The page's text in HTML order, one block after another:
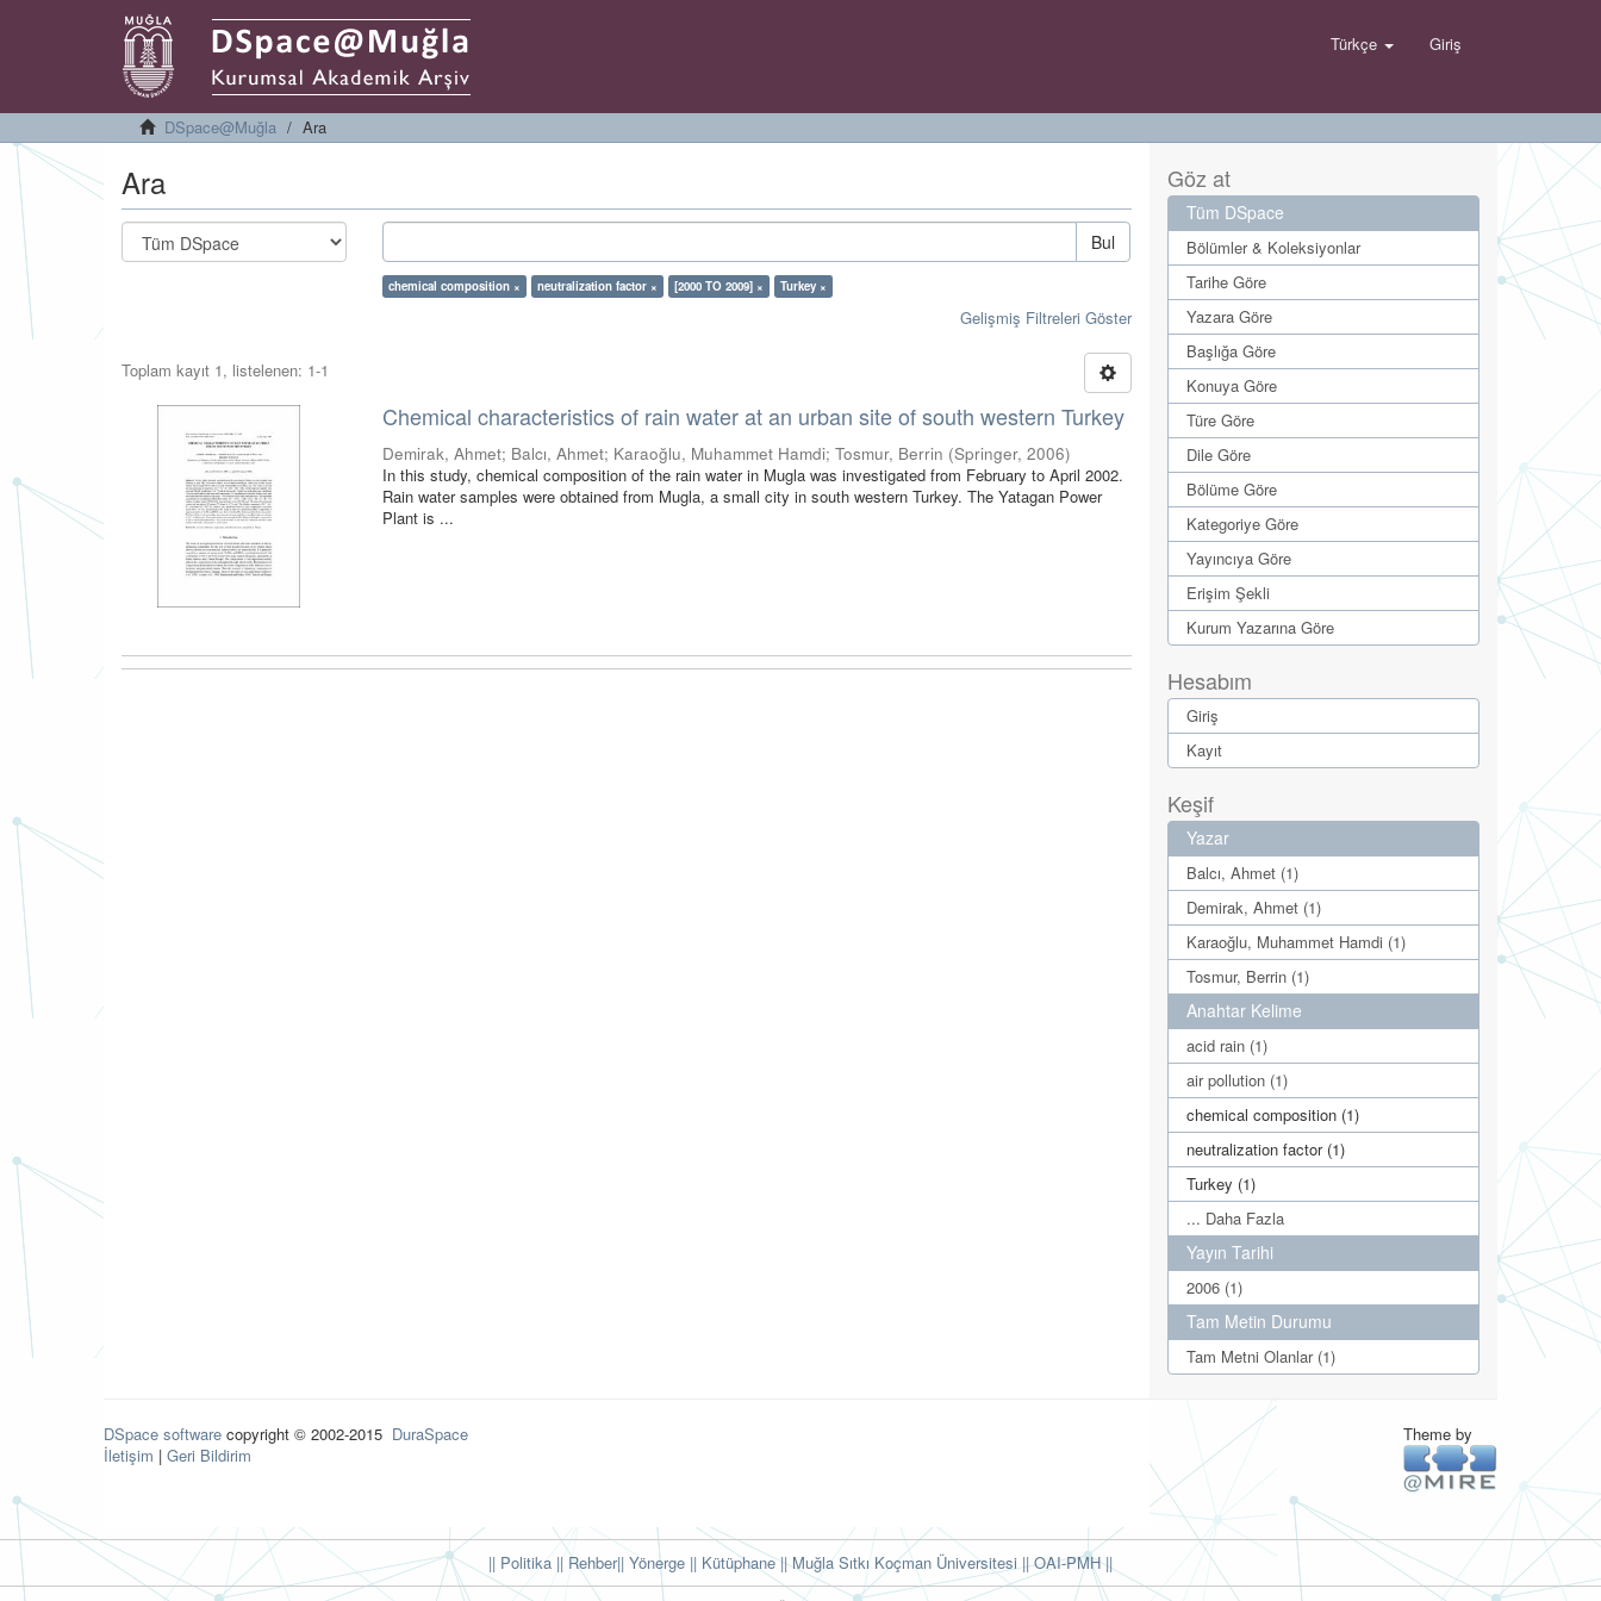
Türkçe Giriş
DSpace@Muğla Ara
Ara
Bul
chemical composition × neutralization factor × [2000 TO 2009] × Turkey ×
Gelişmiş Filtreleri Göster
Toplam kayıt 1, listelenen: 1-1
Chemical characteristics of rain water at an urban site of south western Turkey
Demirak, Ahmet; Balcı, Ahmet; Karaoğlu, Muhammet Hamdi;Tosmur, Berrin (Springer,2006)
In this study, chemical composition of the rain water in Mugla was investigated from February to April 2002.
Rain water samples were obtained from Mugla, a small city in south western Turkey. The Yatagan Power
Plant is ...
Göz at
Tüm DSpace
Bölümler & Koleksiyonlar
Tarihe Göre
Yazara Göre
Başlığa Göre
Konuya Göre
Türe Göre
Dile Göre
Bölüme Göre
Kategoriye Göre
Yayıncıya Göre
Erişim Şekli
Kurum Yazarına Göre
Hesabım
Giriş
Kayıt
Keşif
Yazar
Balcı, Ahmet (1)
Demirak, Ahmet (1)
Karaoğlu, Muhammet Hamdi (1)
Tosmur, Berrin (1)
Anahtar Kelime
acid rain (1)
air pollution (1)
chemical composition (1)
neutralization factor (1)
Turkey (1)
... Daha Fazla
Yayın Tarihi
2006 (1)
Tam Metin Durumu
Tam Metni Olanlar (1)
DSpace software copyright © 2002-2015 DuraSpace
İletişim | Geri Bildirim
Theme by
|| Politika || Rehber|| Yönerge || Kütüphane|| Muğla Sıtkı Koçman Üniversitesi ||OAI-PMH ||